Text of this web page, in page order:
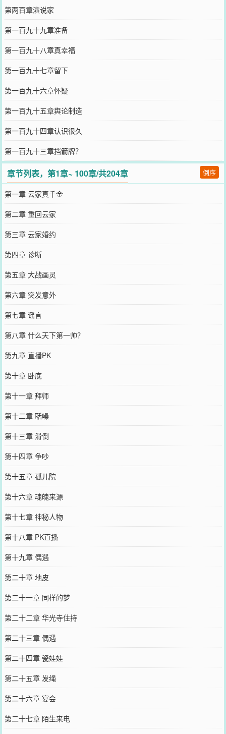
第两百章演说家
第一百九十九章准备
第一百九十八章真幸福
第一百九十七章留下
第一百九十六章怀疑
第一百九十五章舆论制造
第一百九十四章认识很久
第一百九十三章挡箭牌？
章节列表，第1章~ 100章/共204章 倒序
第一章 云家真千金
第二章 重回云家
第三章 云家婚约
第四章 诊断
第五章 大战画灵
第六章 突发意外
第七章 谣言
第八章 什么天下第一帅？
第九章 直播PK
第十章 卧底
第十一章 拜师
第十二章 聒噪
第十三章 滑倒
第十四章 争吵
第十五章 孤儿院
第十六章 魂魄来源
第十七章 神秘人物
第十八章 PK直播
第十九章 偶遇
第二十章 地皮
第二十一章 同样的梦
第二十二章 华光寺住持
第二十三章 偶遇
第二十四章 瓷娃娃
第二十五章 发绳
第二十六章 宴会
第二十七章 陌生来电